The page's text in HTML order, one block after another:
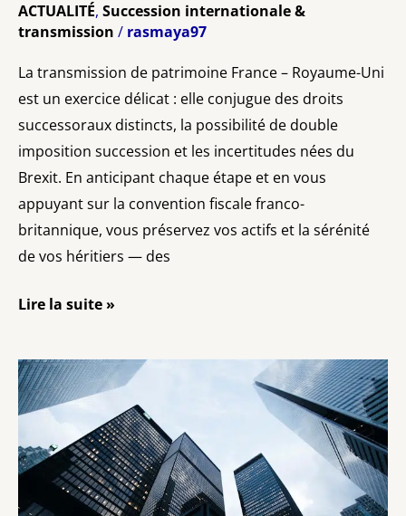
ACTUALITÉ, Succession internationale &
transmission / rasmaya97
La transmission de patrimoine France – Royaume-Uni
est un exercice délicat : elle conjugue des droits
successoraux distincts, la possibilité de double
imposition succession et les incertitudes nées du
Brexit. En anticipant chaque étape et en vous
appuyant sur la convention fiscale franco-
britannique, vous préservez vos actifs et la sérénité
de vos héritiers — des
Lire la suite »
Investir
dans
l’immobilier
en
France
depuis